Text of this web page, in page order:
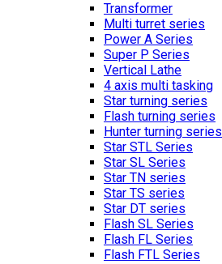
Transformer
Multi turret series
Power A Series
Super P Series
Vertical Lathe
4 axis multi tasking
Star turning series
Flash turning series
Hunter turning series
Star STL Series
Star SL Series
Star TN series
Star TS series
Star DT series
Flash SL Series
Flash FL Series
Flash FTL Series